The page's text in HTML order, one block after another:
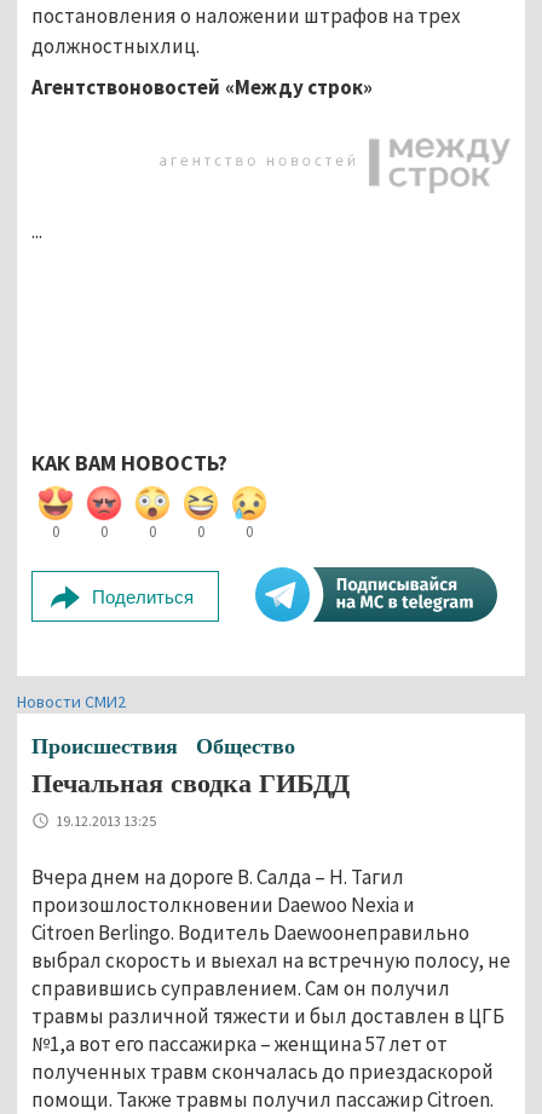
постановления о наложении штрафов на трех
должностныхлиц.
Агентствоновостей «Между строк»
...
КАК ВАМ НОВОСТЬ?
0 0 0 0 0
Поделиться
Новости СМИ2
Происшествия Общество
Печальная сводка ГИБДД
19.12.2013 13:25
Вчера днем на дороге В. Салда – Н. Тагил
произошлостолкновении Daewoo Nexia и
Citroen Berlingo. Водитель Daewooнеправильно
выбрал скорость и выехал на встречную полосу, не
справившись суправлением. Сам он получил
травмы различной тяжести и был доставлен в ЦГБ
№1,а вот его пассажирка – женщина 57 лет от
полученных травм скончалась до приездаскорой
помощи. Также травмы получил пассажир Citroen.